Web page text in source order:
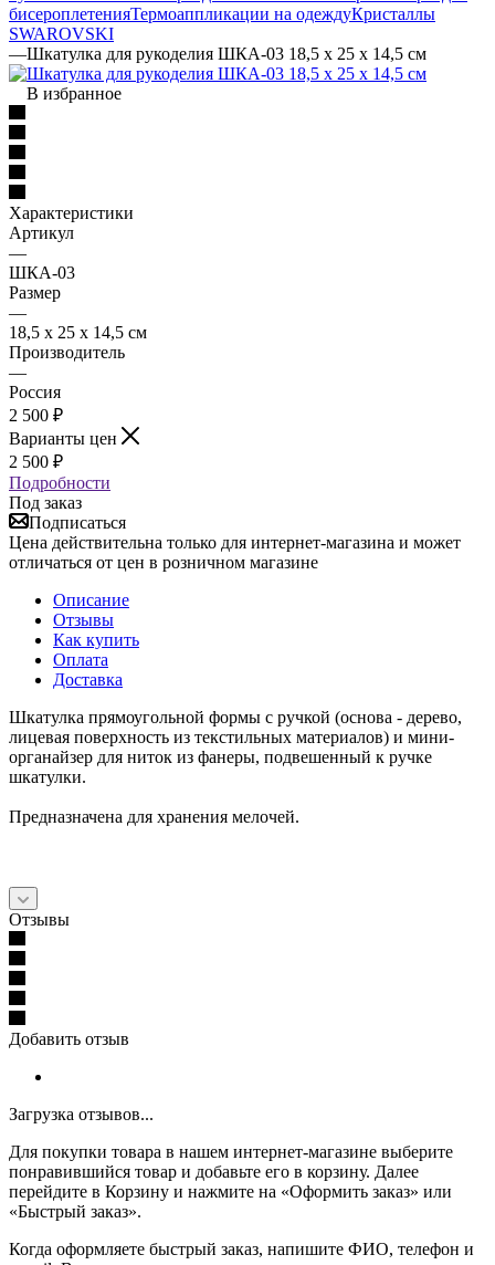
бисероплетенияТермоаппликации на одеждуКристаллы
SWAROVSKI
—Шкатулка для рукоделия ШКА-03 18,5 x 25 x 14,5 см
В избранное
Характеристики
Артикул
—
ШКА-03
Размер
—
18,5 x 25 x 14,5 см
Производитель
—
Россия
2 500 ₽
Варианты цен
2 500 ₽
Подробности
Под заказ
Подписаться
Цена действительна только для интернет-магазина и может
отличаться от цен в розничном магазине
Описание
Отзывы
Как купить
Оплата
Доставка
Шкатулка прямоугольной формы с ручкой (основа - дерево,
лицевая поверхность из текстильных материалов) и мини-
органайзер для ниток из фанеры, подвешенный к ручке
шкатулки.
Предназначена для хранения мелочей.
Отзывы
Добавить отзыв
Загрузка отзывов...
Для покупки товара в нашем интернет-магазине выберите
понравившийся товар и добавьте его в корзину. Далее
перейдите в Корзину и нажмите на «Оформить заказ» или
«Быстрый заказ».
Когда оформляете быстрый заказ, напишите ФИО, телефон и